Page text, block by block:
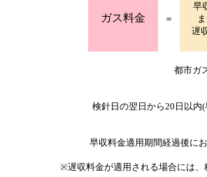
ガス料金 ＝
早
遅
都市ガ
検針日の翌日から20日以内(
早収料金適用期間経過後にお
※遅収料金が適用される場合には、